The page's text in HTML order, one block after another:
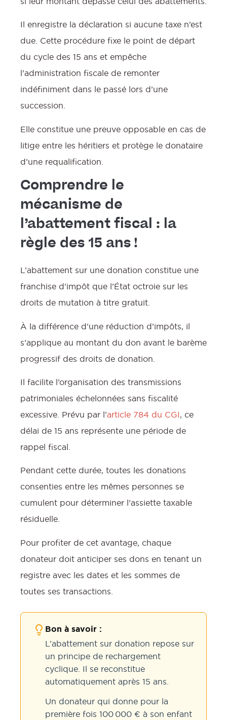
Il enregistre la déclaration si aucune taxe n’est
due. Cette procédure fixe le point de départ
du cycle des 15 ans et empêche
l’administration fiscale de remonter
indéfiniment dans le passé lors d’une
succession.
Elle constitue une preuve opposable en cas de
litige entre les héritiers et protège le donataire
d’une requalification.
Comprendre le
mécanisme de
l’abattement fiscal : la
règle des 15 ans !
L’abattement sur une donation constitue une
franchise d’impôt que l’État octroie sur les
droits de mutation à titre gratuit.
À la différence d’une réduction d’impôts, il
s’applique au montant du don avant le barème
progressif des droits de donation.
Il facilite l’organisation des transmissions
patrimoniales échelonnées sans fiscalité
excessive. Prévu par l’article 784 du CGI, ce
délai de 15 ans représente une période de
rappel fiscal.
Pendant cette durée, toutes les donations
consenties entre les mêmes personnes se
cumulent pour déterminer l’assiette taxable
résiduelle.
Pour profiter de cet avantage, chaque
donateur doit anticiper ses dons en tenant un
registre avec les dates et les sommes de
toutes ses transactions.
Bon à savoir :
L’abattement sur donation repose sur
un principe de rechargement
cyclique. Il se reconstitue
automatiquement après 15 ans.
Un donateur qui donne pour la
première fois 100 000 € à son enfant